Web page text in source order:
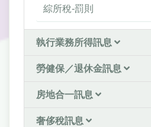
綜所稅-罰則
執行業務所得訊息
勞健保／退休金訊息
房地合一訊息
奢侈稅訊息